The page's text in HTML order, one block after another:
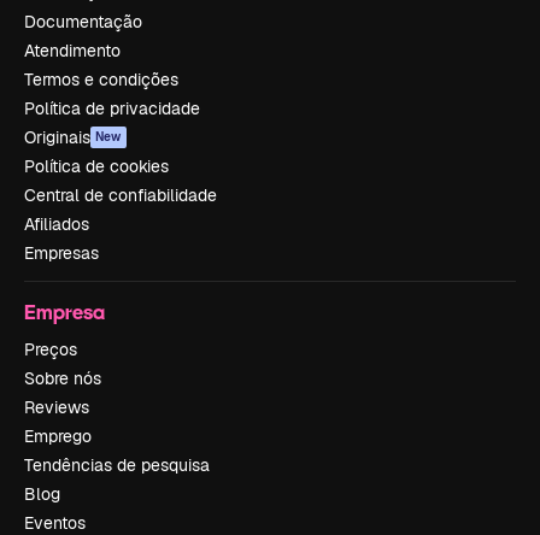
Documentação
Atendimento
Termos e condições
Política de privacidade
Originais New
Política de cookies
Central de confiabilidade
Afiliados
Empresas
Empresa
Preços
Sobre nós
Reviews
Emprego
Tendências de pesquisa
Blog
Eventos